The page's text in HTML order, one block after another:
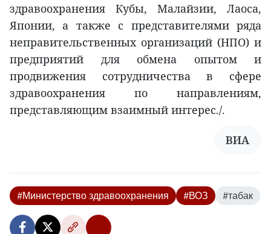
здравоохранения Кубы, Малайзии, Лаоса,
Японии, а также с представителями ряда
неправительственных организаций (НПО) и
предприятий для обмена опытом и
продвижения сотрудничества в сфере
здравоохранения по направлениям,
представляющим взаимный интерес./.
ВИА
#Министерство здравоохранения #ВОЗ #табак